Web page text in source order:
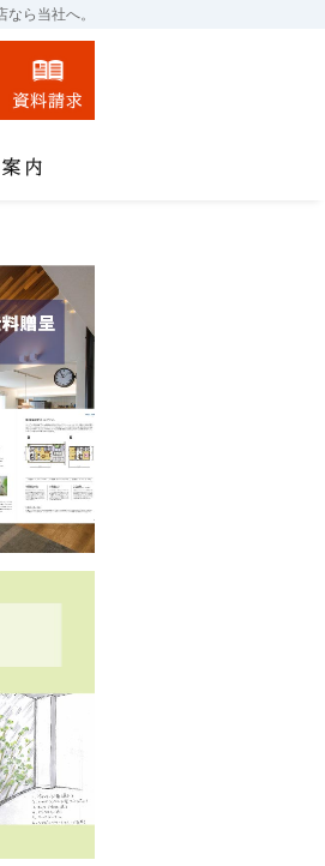
ら当社へ。
1283
～18:00 定休日：水曜日